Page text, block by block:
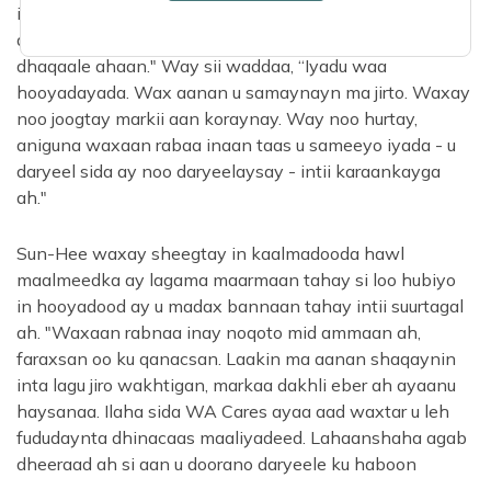
iyo walaashay, si aan labadeenaba u daryeeli karno sida
aan rabno, laakiin dhab ahaantii waxaan dareemay
dhaqaale ahaan." Way sii waddaa, “Iyadu waa
hooyadayada. Wax aanan u samaynayn ma jirto. Waxay
noo joogtay markii aan koraynay. Way noo hurtay,
aniguna waxaan rabaa inaan taas u sameeyo iyada - u
daryeel sida ay noo daryeelaysay - intii karaankayga
ah."
Sun-Hee waxay sheegtay in kaalmadooda hawl
maalmeedka ay lagama maarmaan tahay si loo hubiyo
in hooyadood ay u madax bannaan tahay intii suurtagal
ah. "Waxaan rabnaa inay noqoto mid ammaan ah,
faraxsan oo ku qanacsan. Laakin ma aanan shaqaynin
inta lagu jiro wakhtigan, markaa dakhli eber ah ayaanu
haysanaa. Ilaha sida WA Cares ayaa aad waxtar u leh
fududaynta dhinacaas maaliyadeed. Lahaanshaha agab
dheeraad ah si aan u doorano daryeele ku haboon